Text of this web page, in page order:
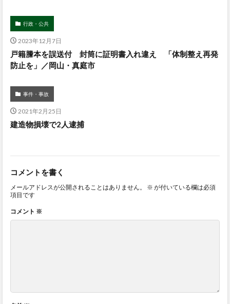
行政・公共
2023年12月7日
戸籍謄本を誤送付 封筒に証明書入れ違え 「体制整え再発
防止を」／岡山・真庭市
事件・事故
2021年2月25日
建造物損壊で2人逮捕
コメントを書く
メールアドレスが公開されることはありません。 ※ が付いている欄は必須
項目です
コメント ※